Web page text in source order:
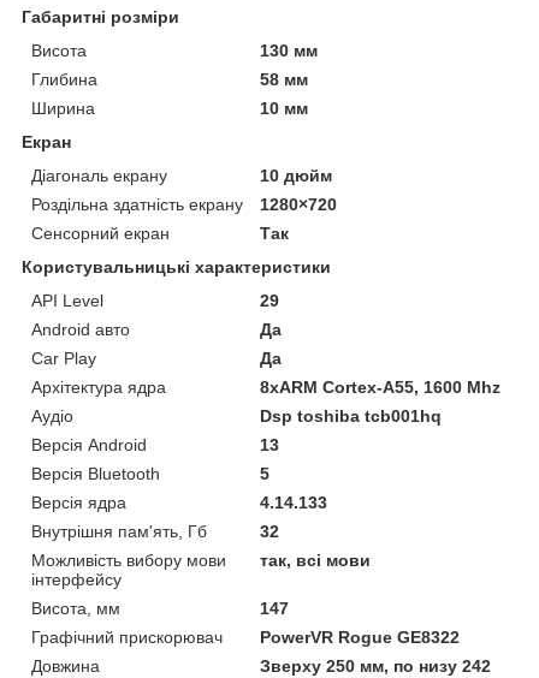
Габаритні розміри
Висота
130 мм
Глибина
58 мм
Ширина
10 мм
Екран
Діагональ екрану
10 дюйм
Роздільна здатність екрану
1280×720
Сенсорний екран
Так
Користувальницькі характеристики
API Level
29
Android авто
Да
Car Play
Да
Архітектура ядра
8хARM Cortex-A55, 1600 Mhz
Аудіо
Dsp toshiba tcb001hq
Версія Android
13
Версія Bluetooth
5
Версія ядра
4.14.133
Внутрішня пам'ять, Гб
32
Можливість вибору мови
інтерфейсу
так, всі мови
Висота, мм
147
Графічний прискорювач
PowerVR Rogue GE8322
Довжина
Зверху 250 мм, по низу 242